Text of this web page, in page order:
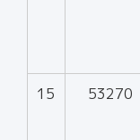
15 53270